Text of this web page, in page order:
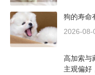
狗的寿命
2026-08-
高加索与
主观偏好